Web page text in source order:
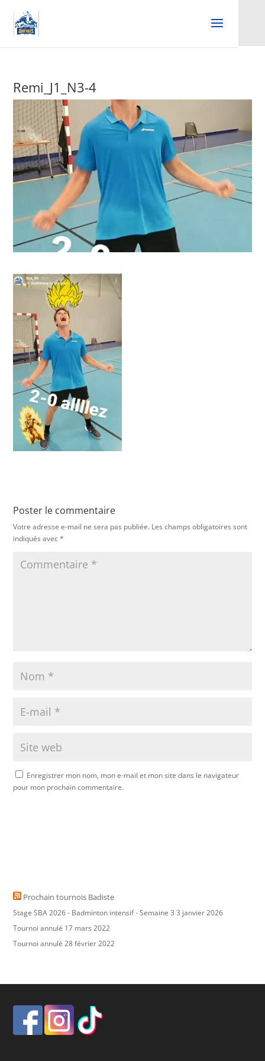
Remi_J1_N3-4
Poster le commentaire
Votre adresse e-mail ne sera pas publiée. Les champs obligatoires sont
indiqués avec*
Enregistrer mon nom, mon e-mail et mon site dans le navigateur
pour mon prochain commentaire.
Prochain tournois Badiste
Stage SBA 2026 - Badminton intensif - Semaine 3 3 janvier 2026
Tournoi annulé 17 mars 2022
Tournoi annulé 28 février 2022